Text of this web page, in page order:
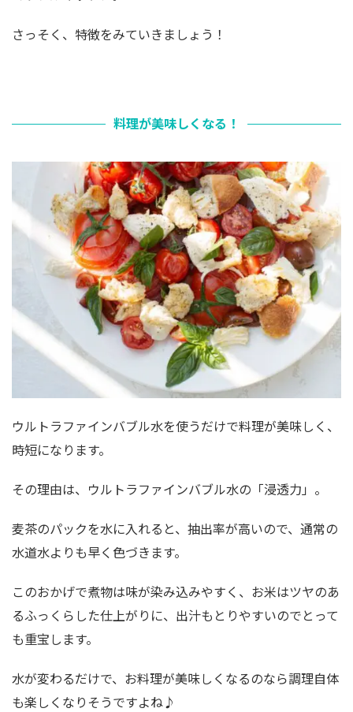
さっそく、特徴をみていきましょう！
料理が美味しくなる！
ウルトラファインバブル水を使うだけで料理が美味しく、
時短になります。
その理由は、ウルトラファインバブル水の「浸透力」。
麦茶のパックを水に入れると、抽出率が高いので、通常の
水道水よりも早く色づきます。
このおかげで煮物は味が染み込みやすく、お米はツヤのあ
るふっくらした仕上がりに、出汁もとりやすいのでとって
も重宝します。
水が変わるだけで、お料理が美味しくなるのなら調理自体
も楽しくなりそうですよね♪